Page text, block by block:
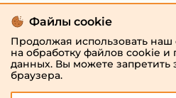
Файлы cookie
Продолжая использовать наш
на обработку файлов cookie и
данных. Вы можете запретить
браузера.